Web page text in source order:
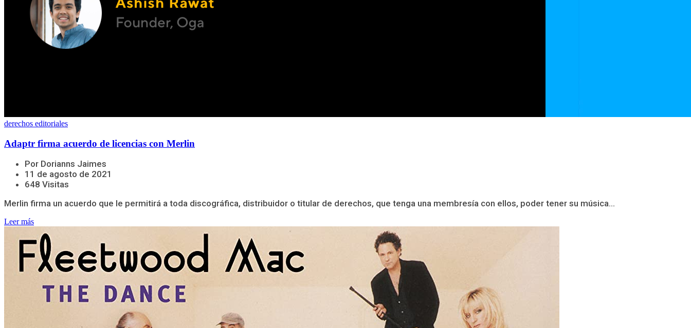
derechos editoriales
Adaptr firma acuerdo de licencias con Merlin
Por Dorianns Jaimes
11 de agosto de 2021
648 Visitas
Merlin firma un acuerdo que le permitirá a toda discográfica, distribuidor o titular de derechos, que tenga una membresía con ellos, poder tener su música...
Leer más